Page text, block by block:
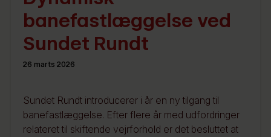
banefastlæggelse ved
Sundet Rundt
26 marts 2026
Sundet Rundt introducerer i år en ny tilgang til
banefastlæggelse. Efter flere år med udfordringer
relateret til skiftende vejrforhold er det besluttet at